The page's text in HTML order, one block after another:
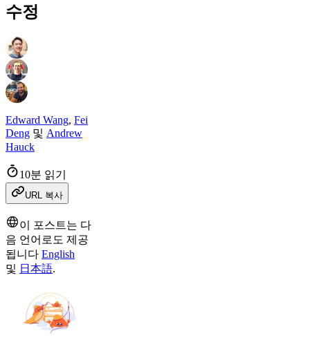
수정
Edward Wang, Fei
Deng 및 Andrew
Hauck
10분 읽기
URL 복사
이 포스트는 다
음 언어로도 제공
됩니다 English
및 日本語.